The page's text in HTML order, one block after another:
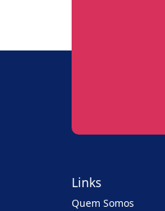
Links
Quem Somos